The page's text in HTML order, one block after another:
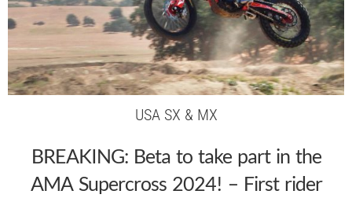
USA SX & MX
BREAKING: Beta to take part in the
AMA Supercross 2024! – First rider